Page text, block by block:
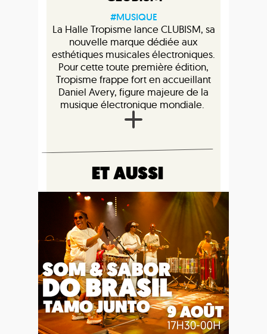
#MUSIQUE
La Halle Tropisme lance CLUBISM, sa
nouvelle marque dédiée aux
esthétiques musicales électroniques.
Pour cette toute première édition,
Tropisme frappe fort en accueillant
Daniel Avery, figure majeure de la
musique électronique mondiale.
ET AUSSI